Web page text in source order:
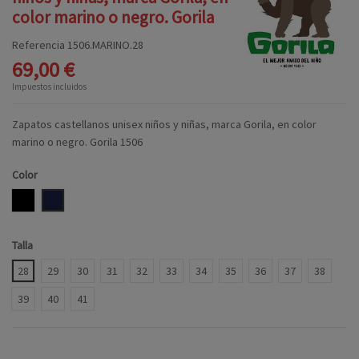
color marino o negro. Gorila
Referencia 1506.MARINO.28
69,00 €
Impuestos incluidos
Zapatos castellanos unisex niños y niñas, marca Gorila, en color
marino o negro. Gorila 1506
Color
Talla
28
29 30 31 32 33 34 35 36 37
38
39
40 41